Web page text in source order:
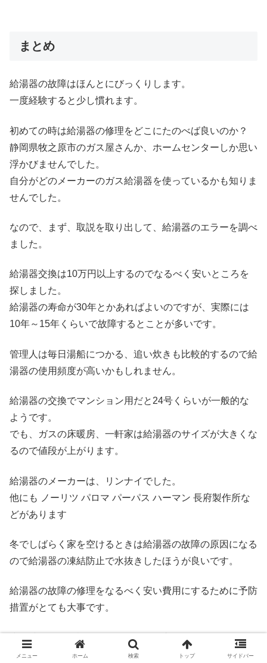
まとめ
給湯器の故障はほんとにびっくりします。
一度経験すると少し慣れます。
初めての時は給湯器の修理をどこにたのべば良いのか？
静岡県牧之原市のガス屋さんか、ホームセンターしか思い
浮かびませんでした。
自分がどのメーカーのガス給湯器を使っているかも知りま
せんでした。
なので、まず、取説を取り出して、給湯器のエラーを調べ
ました。
給湯器交換は10万円以上するのでなるべく安いところを
探しました。
給湯器の寿命が30年とかあればよいのですが、実際には
10年～15年くらいで故障するとことが多いです。
管理人は毎日湯船につかる、追い炊きも比較的するので給
湯器の使用頻度が高いかもしれません。
給湯器の交換でマンション用だと24号くらいが一般的な
ようです。
でも、ガスの床暖房、一軒家は給湯器のサイズが大きくな
るので値段が上がります。
給湯器のメーカーは、リンナイでした。
他にも ノーリツ パロマ パーパス ハーマン 長府製作所な
どがあります
冬でしばらく家を空けるときは給湯器の故障の原因になる
ので給湯器の凍結防止で水抜きしたほうが良いです。
給湯器の故障の修理をなるべく安い費用にするために予防
措置がとても大事です。
少し時間的に余裕があるなら給湯器交換でホームセンター
で下調べするのもおすすめです。
メニュー ホーム 検索 トップ サイドバー